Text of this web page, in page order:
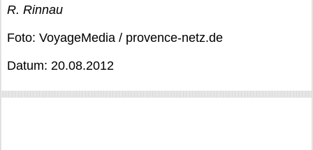
R. Rinnau
Foto: VoyageMedia / provence-netz.de
Datum: 20.08.2012